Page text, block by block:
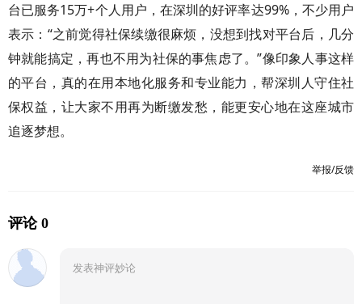
台已服务15万+个人用户，在深圳的好评率达99%，不少用户
表示：“之前觉得社保续缴很麻烦，没想到找对平台后，几分
钟就能搞定，再也不用为社保的事焦虑了。”像印象人事这样
的平台，真的在用本地化服务和专业能力，帮深圳人守住社
保权益，让大家不用再为断缴发愁，能更安心地在这座城市
追逐梦想。
举报/反馈
评论 0